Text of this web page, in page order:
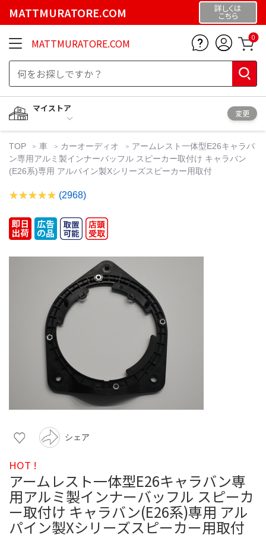
MATTMURATORE.COM 詳しくは
こちら
MATTMURATORE.COM 0
マイストア
変更
TOP 車 カーオーディオ
アームレスト一体型E26キャラバ
ン専用アルミ製インナーバッフル スピーカー取付け キャラバン
(E26系)専用 アルパイン製Xシリーズスピーカー用取付
(2968)
シェア
HOT !
アームレスト一体型E26キャラバン専
用アルミ製インナーバッフル スピーカ
ー取付け キャラバン(E26系)専用 アル
パイン製Xシリーズスピーカー用取付